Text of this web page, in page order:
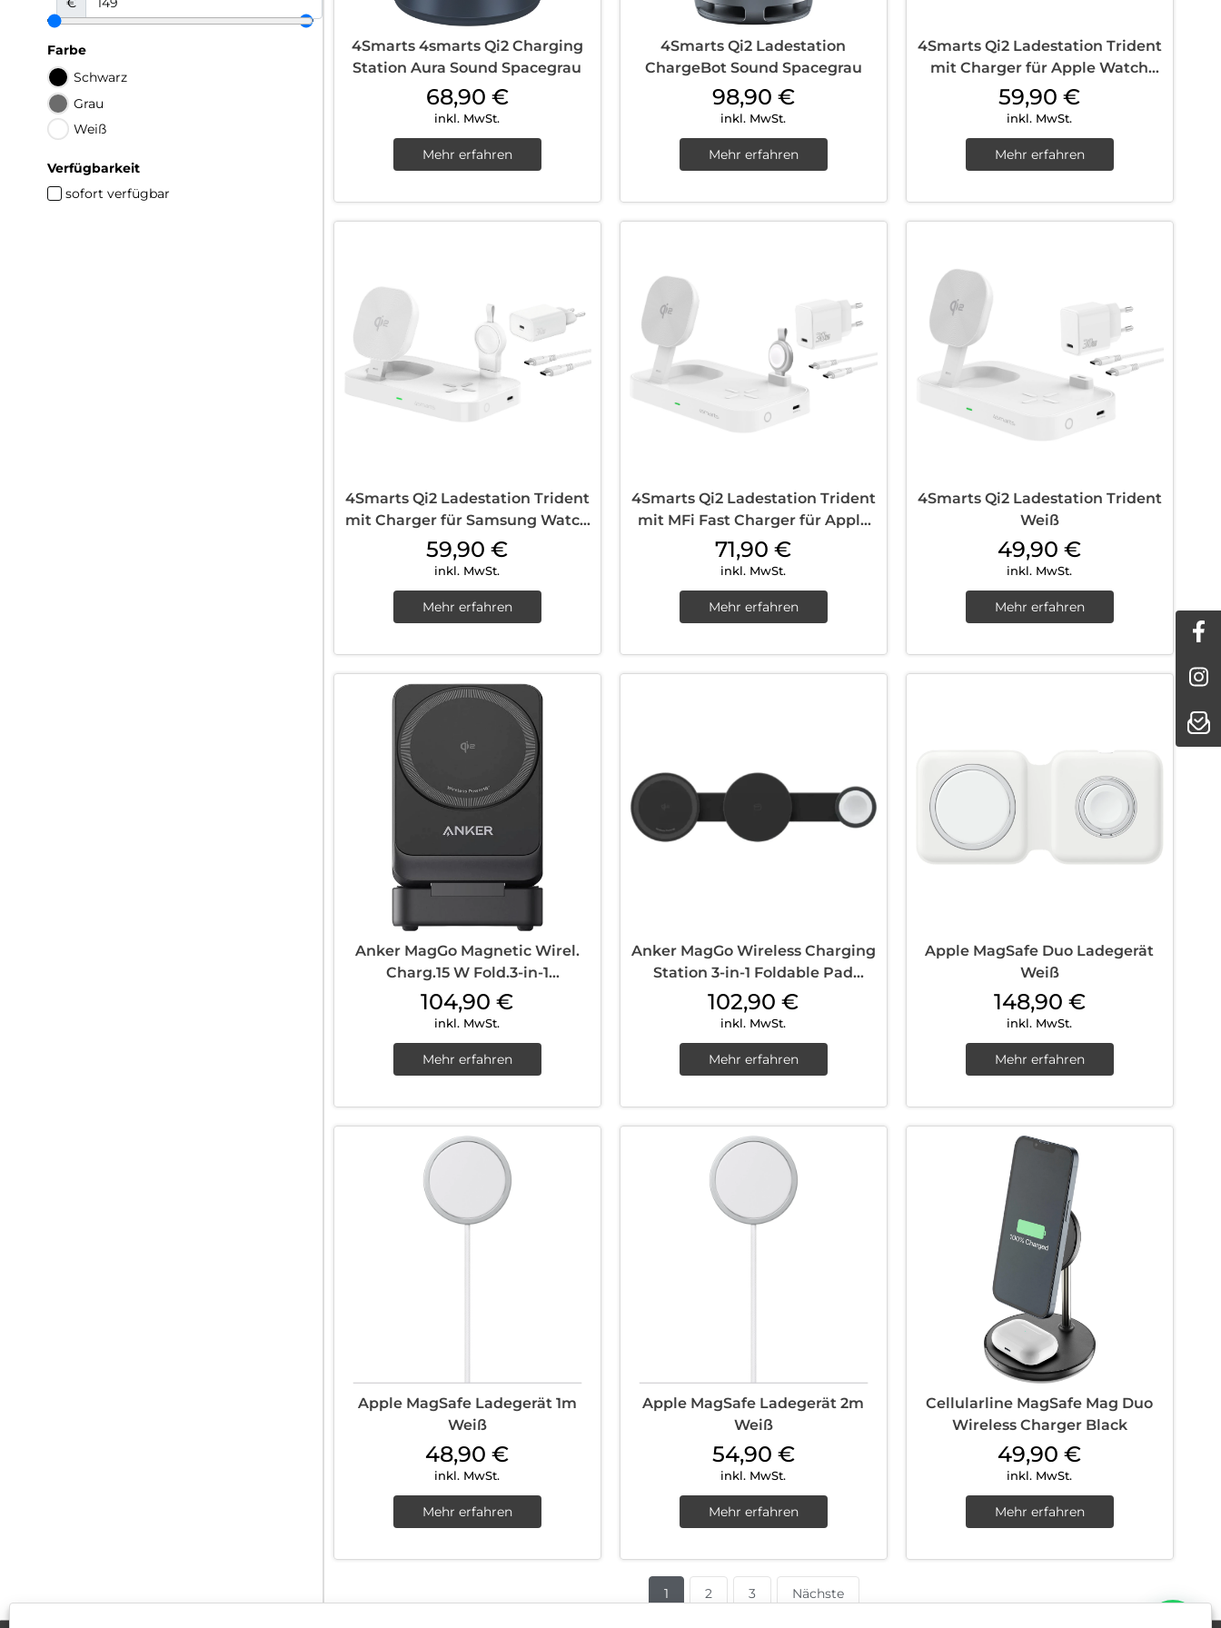
Farbe
Schwarz
Grau
Weiß
Verfügbarkeit
sofort verfügbar
4Smarts 4smarts Qi2 Charging
Station Aura Sound Spacegrau
68,90 €
inkl. MwSt.
Mehr erfahren
4Smarts Qi2 Ladestation
ChargeBot Sound Spacegrau
98,90 €
inkl. MwSt.
Mehr erfahren
4Smarts Qi2 Ladestation Trident
mit Charger für Apple Watch
Weiß
59,90€
inkl. MwSt.
Mehr erfahren
4Smarts Qi2 Ladestation Trident
mit Charger für Samsung Watch
Weiß
59,90€
inkl. MwSt.
Mehr erfahren
4Smarts Qi2 Ladestation Trident
mit MFi Fast Charger für Apple
Watch Weiß
71,90€
inkl. MwSt.
Mehr erfahren
4Smarts Qi2 Ladestation Trident
Weiß
49,90€
inkl. MwSt.
Mehr erfahren
Anker MagGo Magnetic Wirel.
Charg.15 W Fold.3-in-1
m.Charg.Bundle EU Plug Black
104,90€
inkl. MwSt.
Mehr erfahren
Anker MagGo Wireless Charging
Station 3-in-1 Foldable Pad
Schwarz
102,90€
inkl. MwSt.
Mehr erfahren
Apple MagSafe Duo Ladegerät
Weiß
148,90 €
inkl. MwSt.
Mehr erfahren
Apple MagSafe Ladegerät 1m
Weiß
48,90€
inkl. MwSt.
Mehr erfahren
Apple MagSafe Ladegerät 2m
Weiß
54,90 €
inkl. MwSt.
Mehr erfahren
Cellularline MagSafe Mag Duo
Wireless Charger Black
49,90€
inkl. MwSt.
Mehr erfahren
1 2 3 Nächste